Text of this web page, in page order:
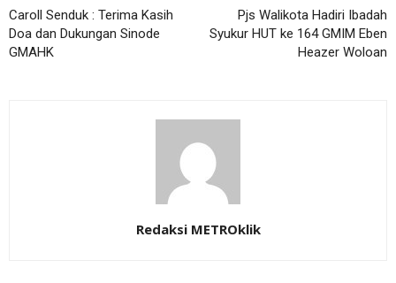
Caroll Senduk : Terima Kasih
Doa dan Dukungan Sinode
GMAHK
Pjs Walikota Hadiri Ibadah
Syukur HUT ke 164 GMIM Eben
Heazer Woloan
Redaksi METROklik